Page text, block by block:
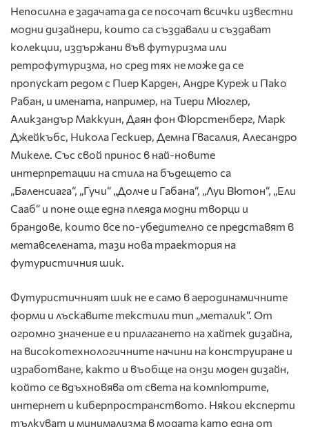
Непосилна е задачата да се посочат всички известни
модни дизайнери, които са създавали и създават
колекции, издържани във футуризма или
ретрофутуризма, но сред тях не може да се
пропускат редом с Пиер Карден, Андре Куреж и Пако
Рабан, и имената, например, на Тиери Мюглер,
Аликзандър Маккуин, Даян фон Фюрстенберг, Марк
Джейкъбс, Никола Гескиер, Демна Гвасалия, Алесандро
Микеле. Със свой принос в най-новите
интерпретации на стила на бъдещето са
„Баленсиага“, „Гучи“ „Долче и Габана“, „Луи Вютон“, „Ели
Сааб“ и поне още една плеяда модни творци и
брандове, които все по-убедително се представят в
метавселената, тази нова траектория на
футуристичния шик.
Футуристичният шик не е само в аеродинамичните
форми и лъскавите текстили тип „металик“. От
огромно значение е и прилагането на хайтек дизайна,
на високотехнологичните начини на конструиране и
изработване, както и въобще на онзи моден дизайн,
който се вдъхновява от света на компютрите,
интернет и киберпространството. Някои експерти
тълкуват и минимализма в модата като една от